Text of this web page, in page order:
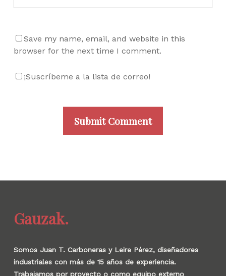
Save my name, email, and website in this
browser for the next time I comment.
¡Suscríbeme a la lista de correo!
Gauzak.
Somos Juan T. Carboneras y Leire Pérez, diseñadores
industriales con más de 15 años de experiencia.
Trabajamos por proyecto o como equipo externo